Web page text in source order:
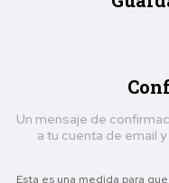
Un mensaje de
a tu cuenta de email
Esta es una medida para